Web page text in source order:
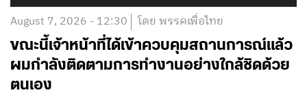
August 7, 2026 - 12:30 โดย พรรคเพื่อไทย
ขณะนี้เจ้าหน้าที่ได้เข้าควบคุมสถานการณ์แล้ว
ผมกำลังติดตามการทำงานอย่างใกล้ชิดด้วย
ตนเอง